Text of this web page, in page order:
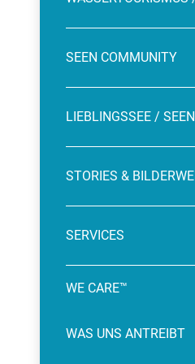
SEEN COMMUNITY
LIEBLINGSSEE /
STORIES &
SERVICES
WE CARE™
WAS UNS ANTREIBT